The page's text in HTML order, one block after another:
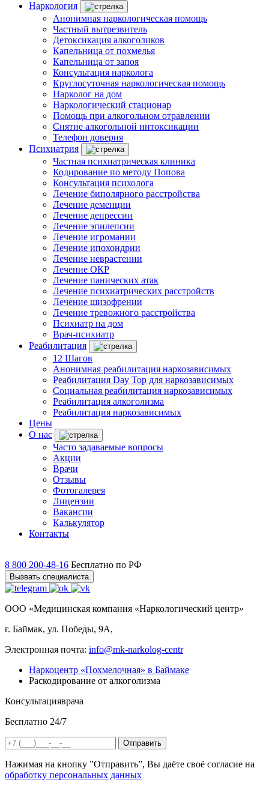
Наркология
Анонимная наркологическая помощь
Частный вытрезвитель
Детоксикация алкоголиков
Капельница от похмелья
Капельница от запоя
Консультация нарколога
Круглосуточная наркологическая помощь
Нарколог на дом
Наркологический стационар
Помощь при алкогольном отравлении
Снятие алкогольной интоксикации
Телефон доверия
Психиатрия
Частная психиатрическая клиника
Кодирование по методу Попова
Консультация психолога
Лечение биполярного расстройства
Лечение деменции
Лечение депрессии
Лечение эпилепсии
Лечение игромании
Лечение ипохондрии
Лечение неврастении
Лечение ОКР
Лечение панических атак
Лечение психиатрических расстройств
Лечение шизофрении
Лечение тревожного расстройства
Психиатр на дом
Врач-психиатр
Реабилитация
12 Шагов
Анонимная реабилитация наркозависимых
Реабилитация Day Top для наркозависимых
Социальная реабилитация наркозависимых
Реабилитация алкоголизма
Реабилитация наркозависимых
Цены
О нас
Часто задаваемые вопросы
Акции
Врачи
Отзывы
Фотогалерея
Лицензии
Вакансии
Калькулятор
Контакты
8 800 200-48-16 Бесплатно по РФ
Вызвать специалиста
ООО «Медицинская компания «Наркологический центр»
г. Баймак, ул. Победы, 9А,
Электронная почта: info@mk-narkolog-centr
Наркоцентр «Похмелочная» в Баймаке
Раскодирование от алкоголизма
Консультацияврача
Бесплатно 24/7
Отправить
Нажимая на кнопку ”Отправить”, Вы даёте своё согласие на
обработку персональных данных